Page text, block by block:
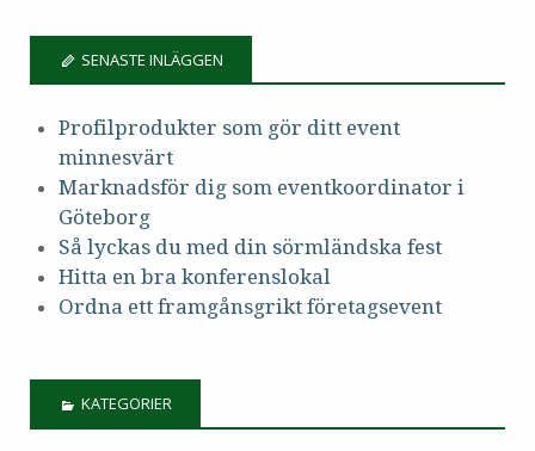
SENASTE INLÄGGEN
Profilprodukter som gör ditt event
minnesvärt
Marknadsför dig som eventkoordinator i
Göteborg
Så lyckas du med din sörmländska fest
Hitta en bra konferenslokal
Ordna ett framgånsgrikt företagsevent
KATEGORIER